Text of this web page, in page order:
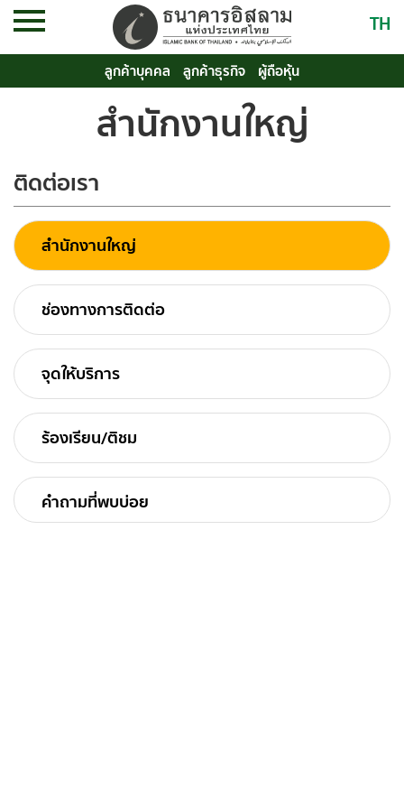
TH
ลูกค้าบุคคล ลูกค้าธุรกิจ ผู้ถือหุ้น
สำนักงานใหญ่
ติดต่อเรา
สำนักงานใหญ่
ช่องทางการติดต่อ
จุดให้บริการ
ร้องเรียน/ติชม
คำถามที่พบบ่อย